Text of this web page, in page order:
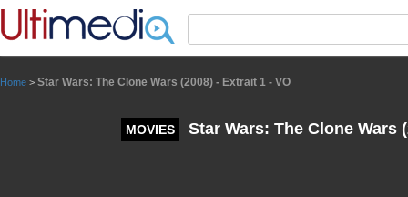
Home > Star Wars: The Clone Wars (2008) - Extrait 1 - VO
MOVIES Star Wars: The Clone Wars
Panneau de gestion des cookies